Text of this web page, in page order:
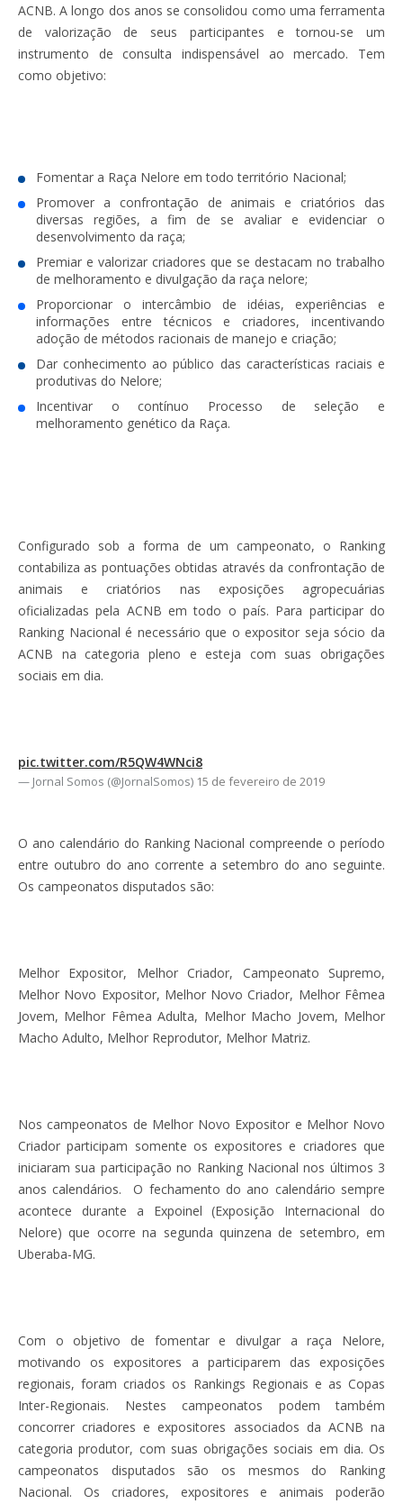
ACNB. A longo dos anos se consolidou como uma ferramenta
de valorização de seus participantes e tornou-se um
instrumento de consulta indispensável ao mercado. Tem
como objetivo:
Fomentar a Raça Nelore em todo território Nacional;
Promover a confrontação de animais e criatórios das
diversas regiões, a fim de se avaliar e evidenciar o
desenvolvimento da raça;
Premiar e valorizar criadores que se destacam no trabalho
de melhoramento e divulgação da raça nelore;
Proporcionar o intercâmbio de idéias, experiências e
informações entre técnicos e criadores, incentivando
adoção de métodos racionais de manejo e criação;
Dar conhecimento ao público das características raciais e
produtivas do Nelore;
Incentivar o contínuo Processo de seleção e
melhoramento genético da Raça.
Configurado sob a forma de um campeonato, o Ranking
contabiliza as pontuações obtidas através da confrontação de
animais e criatórios nas exposições agropecuárias
oficializadas pela ACNB em todo o país. Para participar do
Ranking Nacional é necessário que o expositor seja sócio da
ACNB na categoria pleno e esteja com suas obrigações
sociais em dia.
pic.twitter.com/R5QW4WNci8
— Jornal Somos (@JornalSomos) 15 de fevereiro de 2019
O ano calendário do Ranking Nacional compreende o período
entre outubro do ano corrente a setembro do ano seguinte.
Os campeonatos disputados são:
Melhor Expositor, Melhor Criador, Campeonato Supremo,
Melhor Novo Expositor, Melhor Novo Criador, Melhor Fêmea
Jovem, Melhor Fêmea Adulta, Melhor Macho Jovem, Melhor
Macho Adulto, Melhor Reprodutor, Melhor Matriz.
Nos campeonatos de Melhor Novo Expositor e Melhor Novo
Criador participam somente os expositores e criadores que
iniciaram sua participação no Ranking Nacional nos últimos 3
anos calendários. O fechamento do ano calendário sempre
acontece durante a Expoinel (Exposição Internacional do
Nelore) que ocorre na segunda quinzena de setembro, em
Uberaba-MG.
Com o objetivo de fomentar e divulgar a raça Nelore,
motivando os expositores a participarem das exposições
regionais, foram criados os Rankings Regionais e as Copas
Inter-Regionais. Nestes campeonatos podem também
concorrer criadores e expositores associados da ACNB na
categoria produtor, com suas obrigações sociais em dia. Os
campeonatos disputados são os mesmos do Ranking
Nacional. Os criadores, expositores e animais poderão